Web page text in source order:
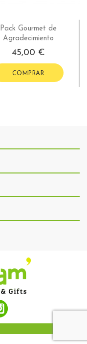
Pack Gourmet de
Agradecimiento
45,00 €
COMPRAR